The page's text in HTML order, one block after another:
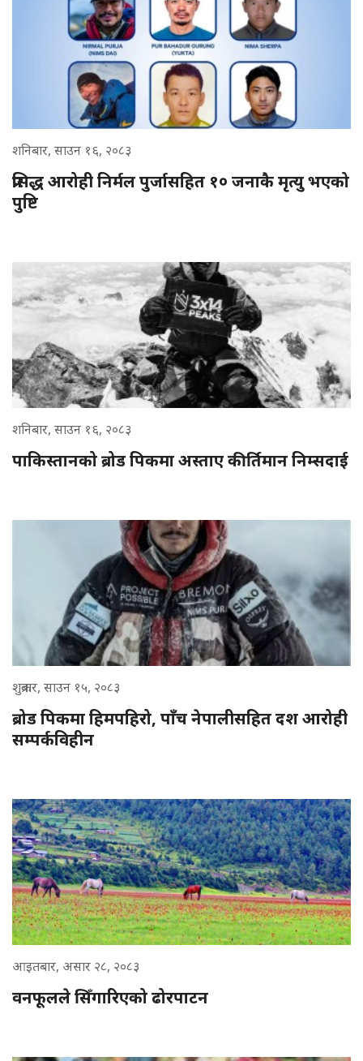
शनिबार, साउन १६, २०८३
प्रसिद्ध आरोही निर्मल पुर्जासहित १० जनाकै मृत्यु भएको
पुष्टि
शनिबार, साउन १६, २०८३
पाकिस्तानको ब्रोड पिकमा अस्ताए कीर्तिमान निम्सदाई
शुक्रबार, साउन १५, २०८३
ब्रोड पिकमा हिमपहिरो, पाँच नेपालीसहित दश आरोही
सम्पर्कविहीन
आइतबार, असार २८, २०८३
वनफूलले सिँगारिएको ढोरपाटन